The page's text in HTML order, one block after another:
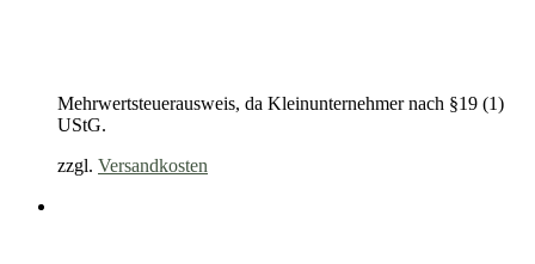
Mehrwertsteuerausweis, da Kleinunternehmer nach §19 (1)
UStG.
zzgl. Versandkosten